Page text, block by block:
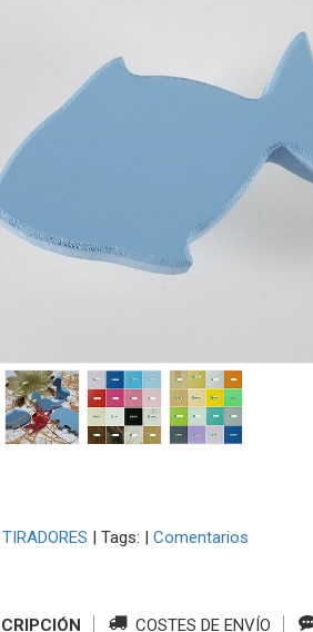
TIRADORES | Tags: | Comentarios
COSTES DE ENVÍO